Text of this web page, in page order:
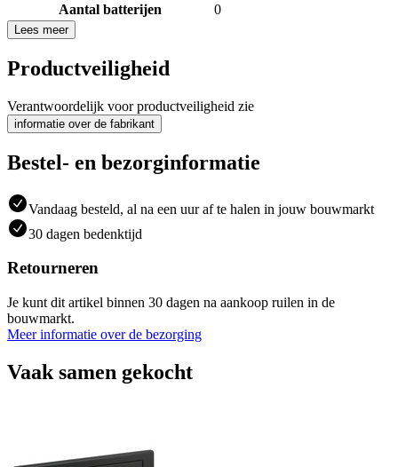
Aantal batterijen
0
Lees meer
Productveiligheid
Verantwoordelijk voor productveiligheid zie
informatie over de fabrikant
Bestel- en bezorginformatie
Vandaag besteld, al na een uur af te halen in jouw bouwmarkt
30 dagen bedenktijd
Retourneren
Je kunt dit artikel binnen 30 dagen na aankoop ruilen in de
bouwmarkt.
Meer informatie over de bezorging
Vaak samen gekocht